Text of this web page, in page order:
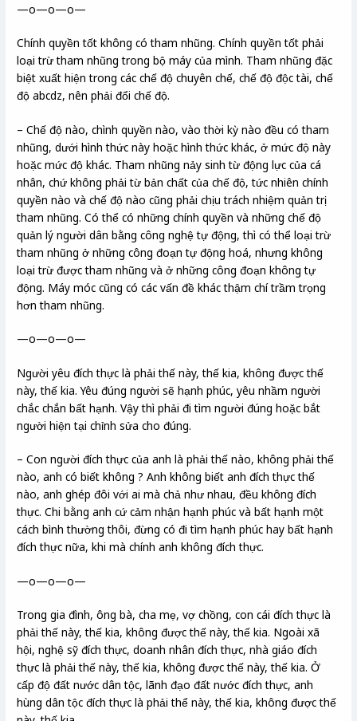
—o—o—o—
Chính quyền tốt không có tham nhũng. Chính quyền tốt phải
loại trừ tham nhũng trong bộ máy của mình. Tham nhũng đặc
biệt xuất hiện trong các chế độ chuyên chế, chế độ độc tài, chế
độ abcdz, nên phải đổi chế độ.
– Chế độ nào, chình quyền nào, vào thời kỳ nào đều có tham
nhũng, dưới hình thức này hoặc hình thức khác, ở mức độ này
hoặc mức độ khác. Tham nhũng nảy sinh từ động lực của cá
nhân, chứ không phải từ bản chất của chế độ, tức nhiên chính
quyền nào và chế độ nào cũng phải chịu trách nhiệm quản trị
tham nhũng. Có thể có những chính quyền và những chế độ
quản lý người dân bằng công nghệ tự động, thì có thể loại trừ
tham nhũng ở những công đoạn tự động hoá, nhưng không
loại trừ được tham nhũng và ở những công đoạn không tự
động. Máy móc cũng có các vấn đề khác thậm chí trầm trọng
hơn tham nhũng.
—o—o—o—
Người yêu đích thực là phải thế này, thế kia, không được thế
này, thế kia. Yêu đúng người sẽ hạnh phúc, yêu nhầm người
chắc chắn bất hạnh. Vậy thì phải đi tìm người đúng hoặc bắt
người hiện tại chỉnh sửa cho đúng.
– Con người đích thực của anh là phải thế nào, không phải thế
nào, anh có biết không ? Anh không biết anh đích thực thế
nào, anh ghép đôi với ai mà chả như nhau, đều không đích
thực. Chi bằng anh cứ cảm nhận hạnh phúc và bất hạnh một
cách bình thường thôi, đừng có đi tìm hạnh phúc hay bất hạnh
đích thực nữa, khi mà chính anh không đích thực.
—o—o—o—
Trong gia đình, ông bà, cha mẹ, vợ chồng, con cái đích thực là
phải thế này, thế kia, không được thế này, thế kia. Ngoài xã
hội, nghệ sỹ đích thực, doanh nhân đích thực, nhà giáo đích
thực là phải thế này, thế kia, không được thế này, thế kia. Ở
cấp độ đất nước dân tộc, lãnh đạo đất nước đích thực, anh
hùng dân tộc đích thực là phải thể này, thế kia, không được thế